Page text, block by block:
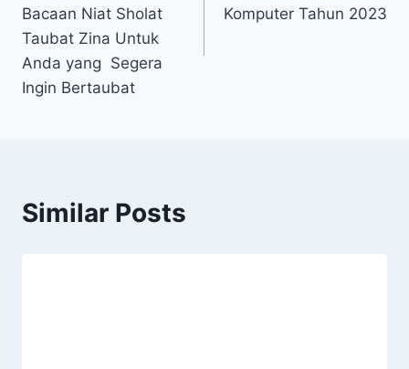
Bacaan Niat Sholat
Taubat Zina Untuk
Anda yang Segera
Ingin Bertaubat
Komputer Tahun 2023
Similar Posts